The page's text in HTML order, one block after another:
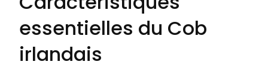
essentielles du Cob
irlandais